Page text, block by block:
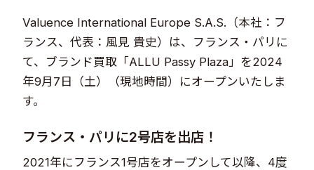
Valuence International Europe S.A.S.（本社：フ
ランス、代表：風見 貴史）は、フランス・パリに
て、ブランド買取「ALLU Passy Plaza」を2024
年9月7日（土）（現地時間）にオープンいたしま
す。
フランス・パリに2号店を出店！
2021年にフランス1号店をオープンして以降、4度